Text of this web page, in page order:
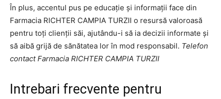
În plus, accentul pus pe educație și informații face din
Farmacia RICHTER CAMPIA TURZII o resursă valoroasă
pentru toți clienții săi, ajutându-i să ia decizii informate și
să aibă grijă de sănătatea lor în mod responsabil. Telefon
contact Farmacia RICHTER CAMPIA TURZII
Intrebari frecvente pentru